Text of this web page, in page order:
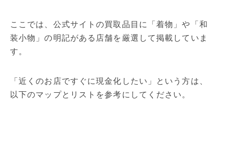
ここでは、公式サイトの買取品目に「着物」や「和
装小物」の明記がある店舗を厳選して掲載していま
す。
「近くのお店ですぐに現金化したい」という方は、
以下のマップとリストを参考にしてください。